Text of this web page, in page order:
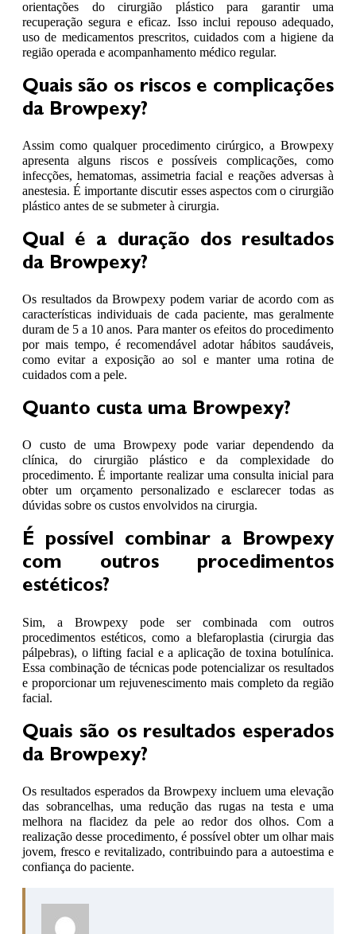
orientações do cirurgião plástico para garantir uma
recuperação segura e eficaz. Isso inclui repouso adequado,
uso de medicamentos prescritos, cuidados com a higiene da
região operada e acompanhamento médico regular.
Quais são os riscos e complicações
da Browpexy?
Assim como qualquer procedimento cirúrgico, a Browpexy
apresenta alguns riscos e possíveis complicações, como
infecções, hematomas, assimetria facial e reações adversas à
anestesia. É importante discutir esses aspectos com o cirurgião
plástico antes de se submeter à cirurgia.
Qual é a duração dos resultados
da Browpexy?
Os resultados da Browpexy podem variar de acordo com as
características individuais de cada paciente, mas geralmente
duram de 5 a 10 anos. Para manter os efeitos do procedimento
por mais tempo, é recomendável adotar hábitos saudáveis,
como evitar a exposição ao sol e manter uma rotina de
cuidados com a pele.
Quanto custa uma Browpexy?
O custo de uma Browpexy pode variar dependendo da
clínica, do cirurgião plástico e da complexidade do
procedimento. É importante realizar uma consulta inicial para
obter um orçamento personalizado e esclarecer todas as
dúvidas sobre os custos envolvidos na cirurgia.
É possível combinar a Browpexy
com outros procedimentos
estéticos?
Sim, a Browpexy pode ser combinada com outros
procedimentos estéticos, como a blefaroplastia (cirurgia das
pálpebras), o lifting facial e a aplicação de toxina botulínica.
Essa combinação de técnicas pode potencializar os resultados
e proporcionar um rejuvenescimento mais completo da região
facial.
Quais são os resultados esperados
da Browpexy?
Os resultados esperados da Browpexy incluem uma elevação
das sobrancelhas, uma redução das rugas na testa e uma
melhora na flacidez da pele ao redor dos olhos. Com a
realização desse procedimento, é possível obter um olhar mais
jovem, fresco e revitalizado, contribuindo para a autoestima e
confiança do paciente.